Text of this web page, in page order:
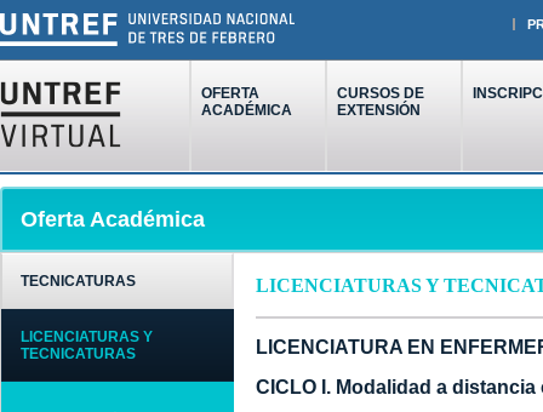
OFERTA
ACADÉMICA
CURSOS DE
EXTENSIÓN
Oferta Académica
TECNICATURAS
LICENCIATURAS Y
TECNICATURAS
LICENCIATURAS Y
LICENCIATURA EN
CICLO I. Modalidad a